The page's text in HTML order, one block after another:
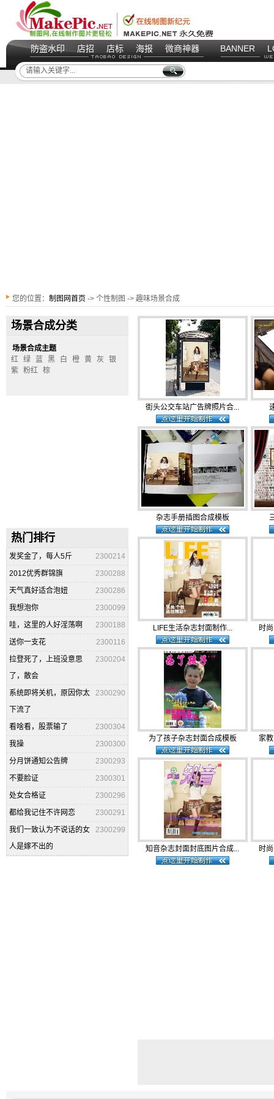
防盗水印 店招 店标 海报 微商神器 BANNER
您的位置： 制图网首页 -> 个性制图 -> 趣味场景合成
场景合成分类
场景合成主题
红 绿 蓝 黑 白 橙 黄 灰
银
紫 粉红 棕
热门排行
2300214
发奖金了，每人5斤
2300288
2012优秀群锦旗
2300286
天气真好适合泡妞
2300099
我想泡你
2300188
哇，这里的人好淫荡啊
2300116
送你一支花
2300204
拉登死了，上班没意思
了，散会
2300290
系统即将关机，原因你太
下流了
2300304
看啥看，股票输了
2300300
我操
2300293
分月饼通知公告牌
2300301
不要脸证
2300296
处女合格证
2300291
都给我记住不许网恋
2300299
我们一致认为不说话的女
人是嫁不出的
街头公交车站广告牌照片合...
杂志手册插图合成模板
LIFE生活杂志封面制作... 时
为了孩子杂志封面合成模板 家
知音杂志封面封底图片合成... 时